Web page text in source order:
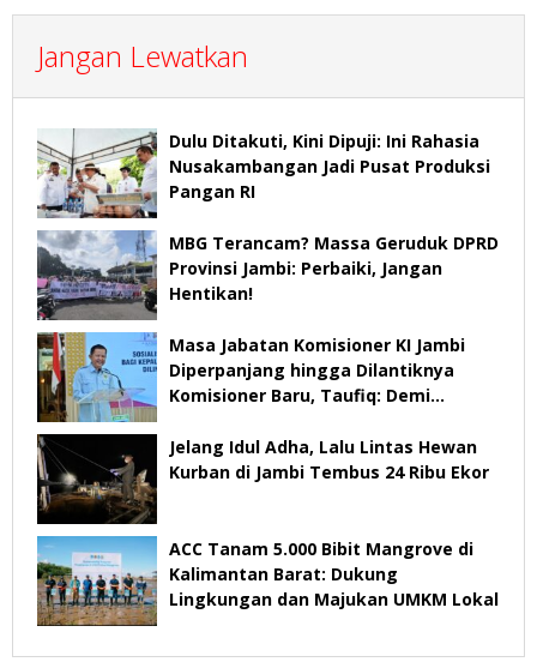
Jangan Lewatkan
Dulu Ditakuti, Kini Dipuji: Ini Rahasia
Nusakambangan Jadi Pusat Produksi
Pangan RI
MBG Terancam? Massa Geruduk DPRD
Provinsi Jambi: Perbaiki, Jangan
Hentikan!
Masa Jabatan Komisioner KI Jambi
Diperpanjang hingga Dilantiknya
Komisioner Baru, Taufiq: Demi
Jelang Idul Adha, Lalu Lintas Hewan
Kurban di Jambi Tembus 24 Ribu Ekor
ACC Tanam 5.000 Bibit Mangrove di
Kalimantan Barat: Dukung
Lingkungan dan Majukan UMKM Lokal